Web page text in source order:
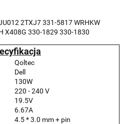
2TXJ7 331-5817 WRHKW
X408G 330-1829 330-1830
Qoltec
Dell
130W
220 - 240 V
19.5V
6.67A
4.5 * 3.0 mm + pin